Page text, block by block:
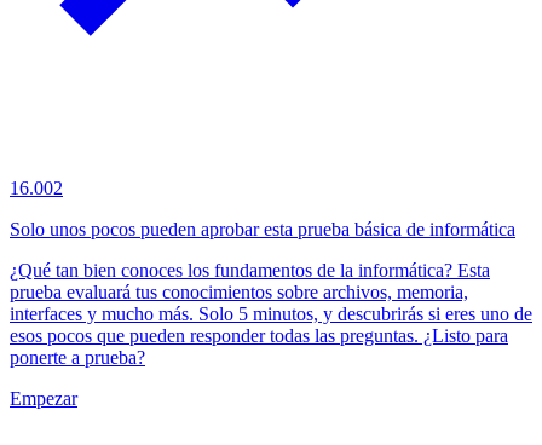
16.002
Solo unos pocos pueden aprobar esta prueba básica de informática
¿Qué tan bien conoces los fundamentos de la informática? Esta
prueba evaluará tus conocimientos sobre archivos, memoria,
interfaces y mucho más. Solo 5 minutos, y descubrirás si eres uno de
esos pocos que pueden responder todas las preguntas. ¿Listo para
ponerte a prueba?
Empezar